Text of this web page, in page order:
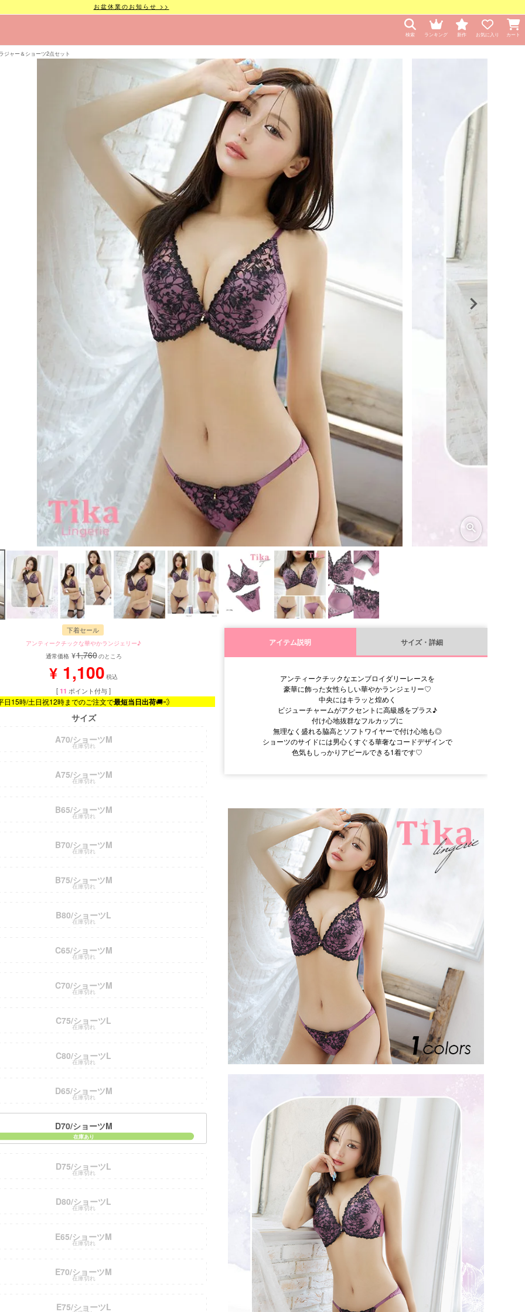
お盆休業のお知らせ >>
検索 ランキング 新作 お気に入り カート
ジャー＆ショーツ2点セット
下着セール
アンティークチックな華やかランジェリー♪
通常価格 ¥1,760のところ
¥ 1,100 税込
[11 ポイント付与 ]
日15時/土日祝12時までのご注文で最短当日出荷🚚💨
サイズ
A70/ショーツM
在庫切れ
A75/ショーツM
在庫切れ
B65/ショーツM
在庫切れ
B70/ショーツM
在庫切れ
B75/ショーツM
在庫切れ
B80/ショーツL
在庫切れ
C65/ショーツM
在庫切れ
C70/ショーツM
在庫切れ
C75/ショーツL
在庫切れ
C80/ショーツL
在庫切れ
D65/ショーツM
在庫切れ
D70/ショーツM
D75/ショーツL
在庫切れ
D80/ショーツL
在庫切れ
E65/ショーツM
在庫切れ
E70/ショーツM
在庫切れ
E75/ショーツL
アイテム説明 サイズ・詳細
アンティークチックなエンブロイダリーレースを
豪華に飾った女性らしい華やかランジェリー♡
中央にはキラッと煌めく
ビジューチャームがアクセントに高級感をプラス♪
付け心地抜群なフルカップに
無理なく盛れる脇高とソフトワイヤーで付け心地も◎
ショーツのサイドには男心くすぐる華奢なコードデザインで
色気もしっかりアピールできる1着です♡